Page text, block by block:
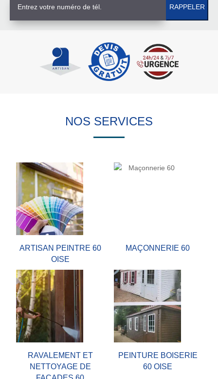
NOS SERVICES
ARTISAN PEINTRE 60
OISE
MAÇONNERIE 60
RAVALEMENT ET
NETTOYAGE DE
PEINTURE BOISERIE
60 OISE